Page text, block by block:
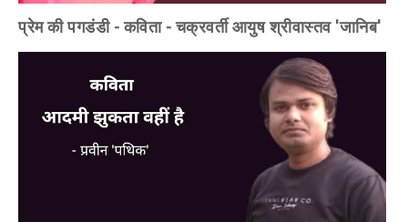
प्रेम की पगडंडी - कविता - चक्रवर्ती आयुष श्रीवास्तव 'जानिब'